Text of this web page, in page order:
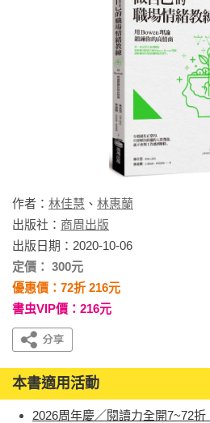
作者： 林佳慧 、 林惠蘭
出版社： 商周出版
出版日期：2020-10-06
定價： 300元
優惠價：72折 216元
書虫VIP價：216元
本書適用活動
2026周年慶／閱讀力全開7~72折